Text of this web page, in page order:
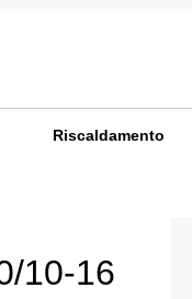
Riscaldamento
10-16